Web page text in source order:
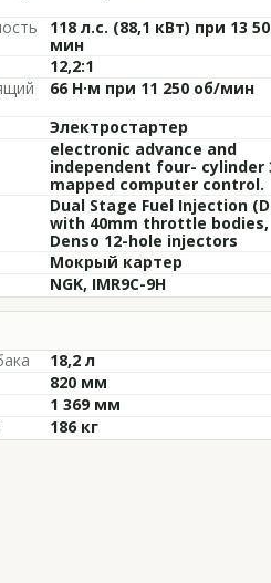
118 л.с. (88,1 кВт) при 13
мин
12,2:1
66 Н·м при 11 250 об/мин
Электростартер
electronic advance and
independent four- cylinder
mapped computer control.
Dual Stage Fuel Injection
with 40mm throttle bodies,
Denso 12-hole injectors
Мокрый картер
NGK, IMR9C-9H
18,2 л
820 мм
1 369 мм
186 кг